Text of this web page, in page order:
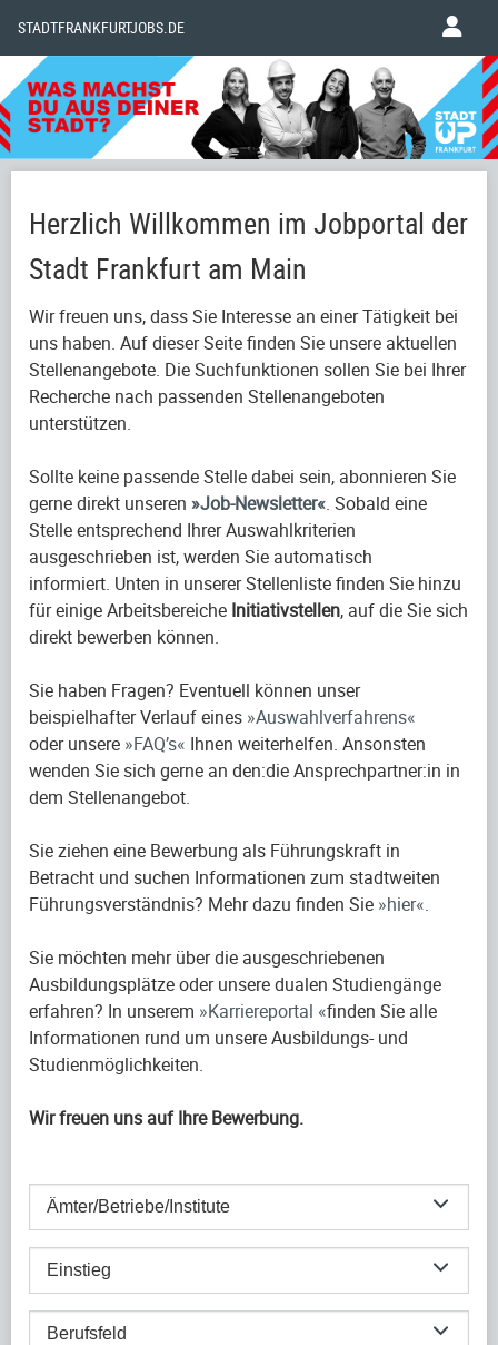
STADTFRANKFURTJOBS.DE
Herzlich Willkommen im Jobportal der
Stadt Frankfurt am Main
Wir freuen uns, dass Sie Interesse an einer Tätigkeit bei
uns haben. Auf dieser Seite finden Sie unsere aktuellen
Stellenangebote. Die Suchfunktionen sollen Sie bei Ihrer
Recherche nach passenden Stellenangeboten
unterstützen.
Sollte keine passende Stelle dabei sein, abonnieren Sie
gerne direkt unseren Job-Newsletter . Sobald eine
Stelle entsprechend Ihrer Auswahlkriterien
ausgeschrieben ist, werden Sie automatisch
informiert. Unten in unserer Stellenliste finden Sie hinzu
für einige Arbeitsbereiche Initiativstellen, auf die Sie sich
direkt bewerben können.
Sie haben Fragen? Eventuell können unser
beispielhafter Verlauf eines Auswahlverfahrens
oder unsere FAQ’s Ihnen weiterhelfen. Ansonsten
wenden Sie sich gerne an den:die Ansprechpartner:in in
dem Stellenangebot.
Sie ziehen eine Bewerbung als Führungskraft in
Betracht und suchen Informationen zum stadtweiten
Führungsverständnis? Mehr dazu finden Sie hier .
Sie möchten mehr über die ausgeschriebenen
Ausbildungsplätze oder unsere dualen Studiengänge
erfahren? In unserem
Karriereportal finden Sie alle
Informationen rund um unsere Ausbildungs- und
Studienmöglichkeiten.
Wir freuen uns auf Ihre Bewerbung.
Ämter/Betriebe/Institute
Einstieg
Berufsfeld